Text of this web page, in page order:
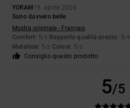
YORAM 19. aprile 2026
Sono davvero belle
Mostra originale - Français
Comfort: 5/5 Rapporto qualità-prezzo : 5/5
Materiale: 5/5 Colore: 5/5
Consiglio questo prodotto
5/5